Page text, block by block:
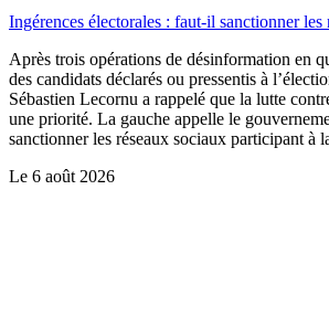
Ingérences électorales : faut-il sanctionner les
Après trois opérations de désinformation en
des candidats déclarés ou pressentis à
Sébastien Lecornu a rappelé que la lutte
une priorité. La gauche appelle le
sanctionner les réseaux sociaux participant à
Le 6 août 2026